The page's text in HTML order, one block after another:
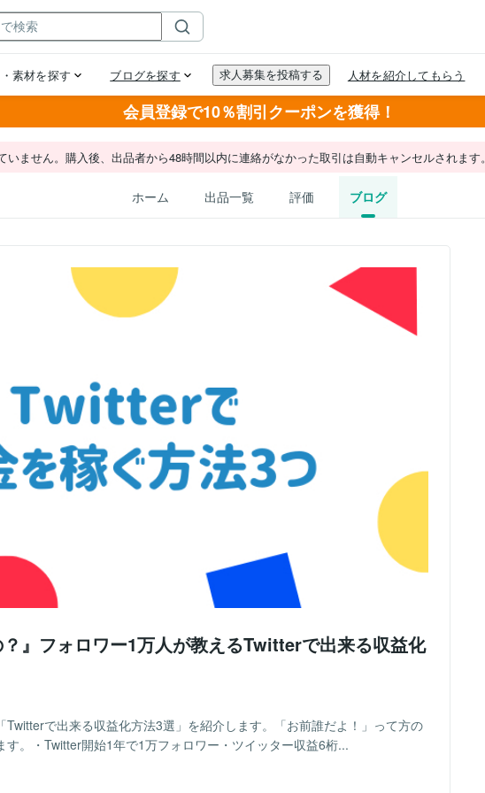
会員登録で10％割引クーポンを獲得！
ません。購入後、出品者から48時間以内に連絡がなかった取引は自動キャンセルされます。
ホーム 出品一覧 評価 ブログ
？』フォロワー1万人が教えるTwitterで出来る収益化
Twitterで出来る収益化方法3選」を紹介します。「お前誰だよ！」って方の
す。・Twitter開始1年で1万フォロワー・ツイッター収益6桁...